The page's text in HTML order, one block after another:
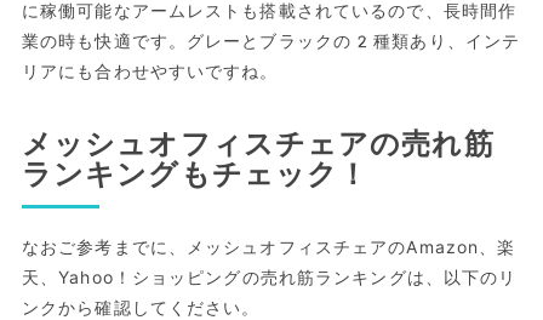
に稼働可能なアームレストも搭載されているので、長時間作
業の時も快適です。グレーとブラックの2種類あり、インテ
リアにも合わせやすいですね。
メッシュオフィスチェアの売れ筋
ランキングもチェック！
なおご参考までに、メッシュオフィスチェアのAmazon、楽
天、Yahoo！ショッピングの売れ筋ランキングは、以下のリ
ンクから確認してください。